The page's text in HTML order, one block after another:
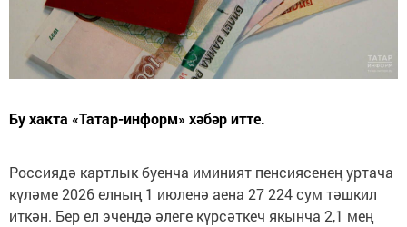
Бу хакта «Татар-информ» хәбәр итте.
Россиядә картлык буенча иминият пенсиясенең уртача
күләме 2026 елның 1 июленә аена 27 224 сум тәшкил
иткән. Бер ел эчендә әлеге күрсәткеч якынча 2,1 мең